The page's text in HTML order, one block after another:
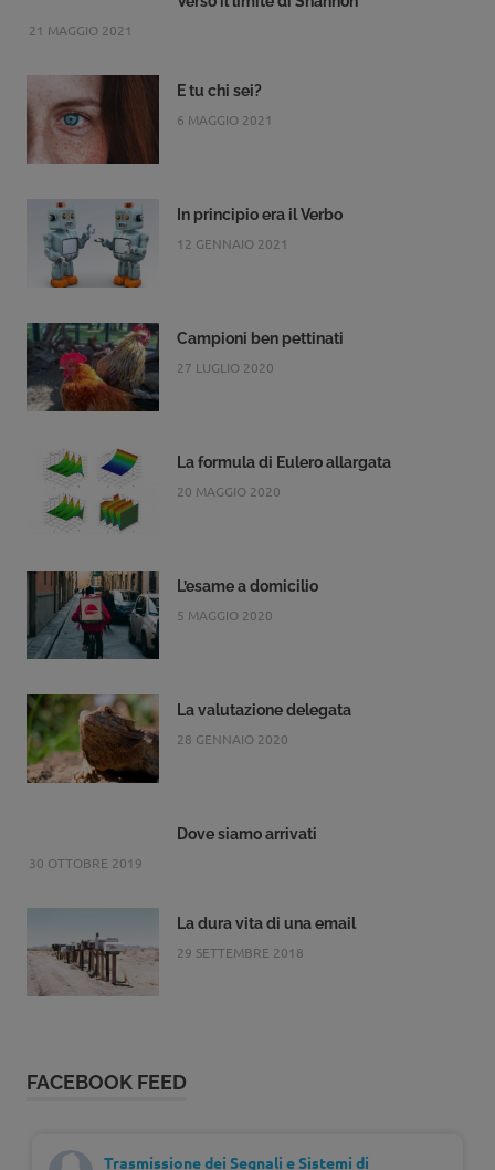
21 MAGGIO 2021
E tu chi sei?
6 MAGGIO 2021
In principio era il Verbo
12 GENNAIO 2021
Campioni ben pettinati
27 LUGLIO 2020
La formula di Eulero allargata
20 MAGGIO 2020
L’esame a domicilio
5 MAGGIO 2020
La valutazione delegata
28 GENNAIO 2020
Dove siamo arrivati
30 OTTOBRE 2019
La dura vita di una email
29 SETTEMBRE 2018
FACEBOOK FEED
Trasmissione dei Segnali e Sistemi di